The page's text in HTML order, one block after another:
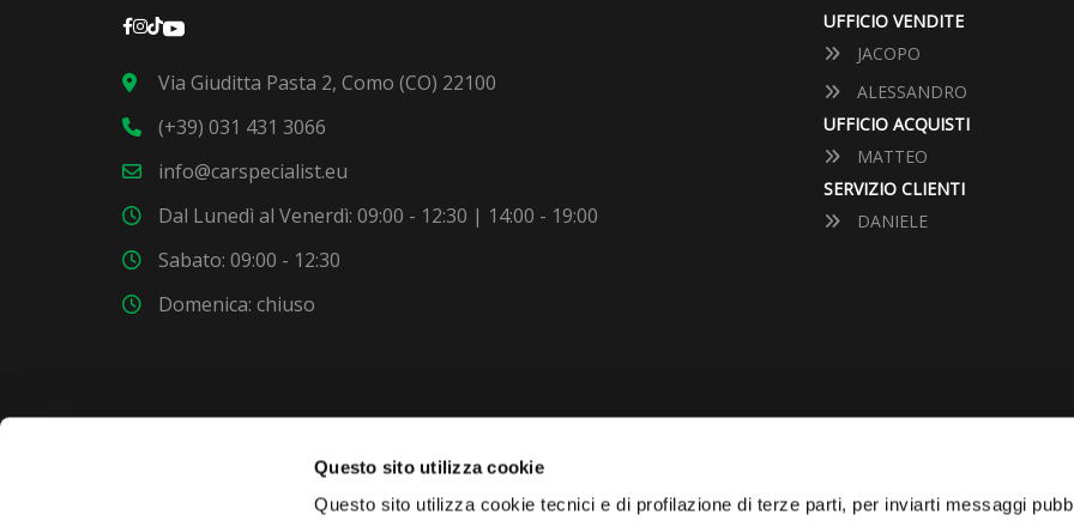
Questo sito utilizza cookie
Questo sito utilizza cookie tecnici e di profilazione di terze parti, per inviarti messaggi
Via Giuditta Pasta 2, Como (CO) 22100
(+39) 031 431 3066
info@carspecialist.eu
Dal Lunedì al Venerdì: 09:00 - 12:30 | 14:00 - 19:00
Sabato: 09:00 - 12:30
Domenica: chiuso
UFFICIO VENDITE
JACOPO
ALESSANDRO
UFFICIO ACQUISTI
MATTEO
SERVIZIO CLIENTI
DANIELE